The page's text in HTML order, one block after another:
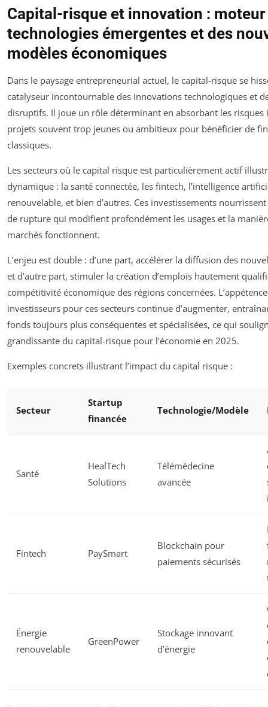
Capital-risque et innovation :
technologies émergentes et des
modèles économiques
Dans le paysage entrepreneurial actuel, le capital-risque se
catalyseur incontournable des innovations technologiques et
disruptifs. Il joue un rôle déterminant en absorbant les risques
projets souvent trop jeunes ou ambitieux pour bénéficier de
classiques.
Les secteurs où le capital risque est particulièrement actif
dynamique : la santé connectée, les fintech, l’intelligence
renouvelable, et bien d’autres. Ces investissements
de rupture qui modifient profondément les usages et la
marchés fonctionnent.
L’enjeu est double : d’une part, accélérer la diffusion des
et d’autre part, stimuler la création d’emplois hautement
compétitivité économique des régions concernées.
investisseurs pour ces secteurs continue d’augmenter,
fonds toujours plus conséquentes et spécialisées, ce qui
grandissante du capital-risque pour l’économie en 2025.
Exemples concrets illustrant l’impact du capital risque :
Secteur
Startup
financée
Technologie/Modèle
Santé
HealTech
Solutions
Télémédecine
avancée
Fintech PaySmart
Blockchain pour
paiements sécurisés
Énergie
renouvelable
GreenPower
Stockage innovant
d’énergie